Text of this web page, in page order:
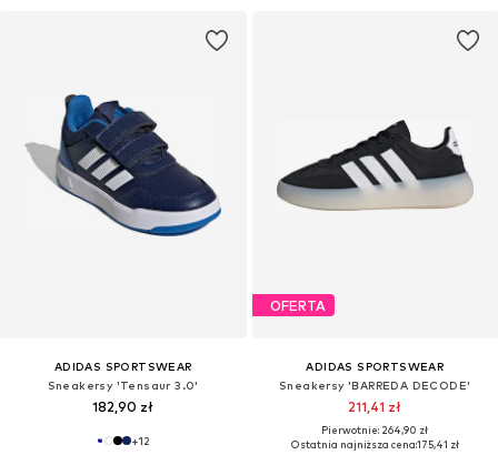
ADIDAS SPORTSWEAR
Sneakersy 'Tensaur 3.0'
182,90 zł
+12
OFERTA
ADIDAS SPORTSWEAR
Sneakersy 'BARREDA DECODE'
211,41 zł
Pierwotnie: 264,90 zł
Ostatnia najniższa cena:175,41 zł